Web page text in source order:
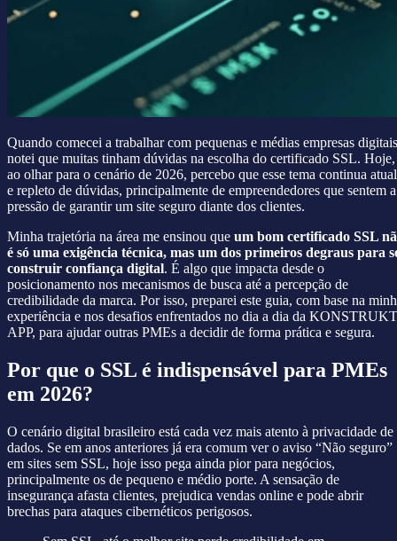
Quando comecei a trabalhar com pequenas e médias empresas
notei que muitas tinham dúvidas na escolha do certificado SSL. Hoje,
ao olhar para o cenário de 2026, percebo que esse tema continua atual
e repleto de dúvidas, principalmente de empreendedores que sentem a
pressão de garantir um site seguro diante dos clientes.
Minha trajetória na área me ensinou que um bom certificado SSL
é só uma exigência técnica, mas um dos primeiros degraus para
construir confiança digital. É algo que impacta desde o
posicionamento nos mecanismos de busca até a percepção de
credibilidade da marca. Por isso, preparei este guia, com base na
experiência e nos desafios enfrentados no dia a dia da KONSTRUKT
APP, para ajudar outras PMEs a decidir de forma prática e segura.
Por que o SSL é indispensável para PMEs
em 2026?
O cenário digital brasileiro está cada vez mais atento à privacidade de
dados. Se em anos anteriores já era comum ver o aviso “Não seguro”
em sites sem SSL, hoje isso pega ainda pior para negócios,
principalmente os de pequeno e médio porte. A sensação de
insegurança afasta clientes, prejudica vendas online e pode abrir
brechas para ataques cibernéticos perigosos.